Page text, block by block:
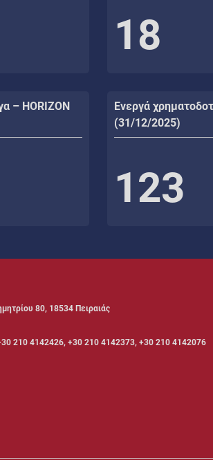
18
– HORIZON
Ενεργά
(31/12/2025)
123
80, 18534 Πειραιάς
210 4142426, +30 210 4142373, +30 210 4142076